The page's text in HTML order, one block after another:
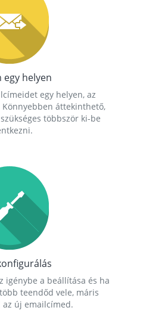
egy helyen
egy helyen, az
áttekinthető,
többször ki-be
igénybe a beállítása és ha
teendőd vele, máris
az új emailcímed.